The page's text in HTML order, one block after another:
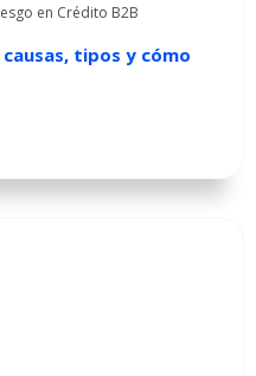
en Crédito B2B
tipos y cómo